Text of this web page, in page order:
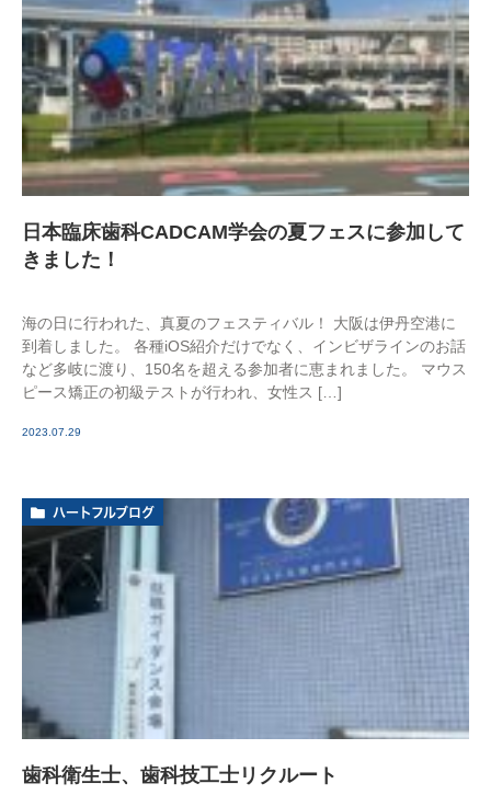
日本臨床歯科CADCAM学会の夏フェスに参加して
きました！
海の日に行われた、真夏のフェスティバル！ 大阪は伊丹空港に
到着しました。 各種iOS紹介だけでなく、インビザラインのお話
など多岐に渡り、150名を超える参加者に恵まれました。 マウス
ピース矯正の初級テストが行われ、女性ス […]
2023.07.29
ハートフルブログ
歯科衛生士、歯科技工士リクルート